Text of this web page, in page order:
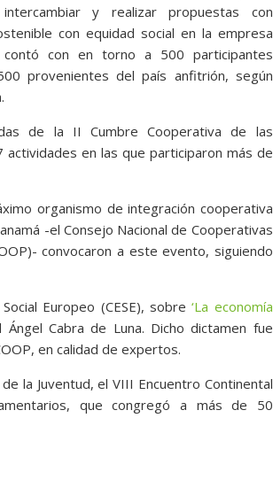
y realizar propuestas con
con equidad social en la empresa
con en torno a 500 participantes
provenientes del país anfitrión, según
de la II Cumbre Cooperativa de las
actividades en las que participaron más de
organismo de integración cooperativa
-el Consejo Nacional de Cooperativas
convocaron a este evento, siguiendo
Europeo (CESE), sobre‘La economía
Cabra de Luna. Dicho dictamen fue
en calidad de expertos.
la Juventud, el VIII Encuentro Continental
que congregó a más de 50